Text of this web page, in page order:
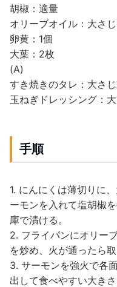
胡椒：適量
オリーブオイル：大さ
卵黄：1個
大葉：2枚
(A)
すき焼きのタレ：大さ
玉ねぎドレッシング：
手順
1. にんにくは薄切りに
ーモンを入れて塩胡椒
庫で漬ける。
2. フライパンにオリー
を炒め、火が通ったら取
3. サーモンを強火で各
出して食べやすい大きさ